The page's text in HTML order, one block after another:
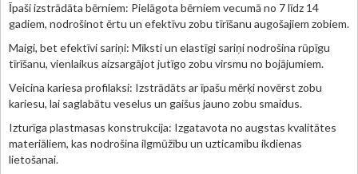
Īpaši izstrādāta bērniem: Pielāgota bērniem vecumā no 7 līdz 14
gadiem, nodrošinot ērtu un efektīvu zobu tīrīšanu augošajiem zobiem.
Maigi, bet efektīvi sariņi: Mīksti un elastīgi sariņi nodrošina rūpīgu
tīrīšanu, vienlaikus aizsargājot jutīgo zobu virsmu no bojājumiem.
Veicina kariesa profilaksi: Izstrādāts ar īpašu mērķi novērst zobu
kariesu, lai saglabātu veselus un gaišus jauno zobu smaidus.
Izturīga plastmasas konstrukcija: Izgatavota no augstas kvalitātes
materiāliem, kas nodrošina ilgmūžību un uzticamību ikdienas
lietošanai.